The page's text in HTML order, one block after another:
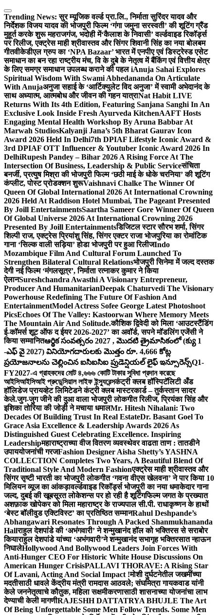
Skip
to
content
Trending News: सुर म्यूजिक वर्ल्ड प्रा.लि., निर्माता सुरिंदर यादव और
निर्देशक विजय यादव की भोजपुरी फिल्म ‘गंगा जमुना सरस्वती’ की शूटिंग ग्रैंड
मुहूर्त करके शुरू महराजगंज, भदोही में‘कैलाश के निवासी’ वर्ल्डवाइड रिकॉर्ड्स
पर रिलीज, एक्ट्रेस माही श्रीवास्तव और सिंगर शिवानी सिंह का नया बोलबम
गीतवीकेडीएल ग्रुप का ‘NPA Bazaar’ भारत में एनपीए एवं डिस्ट्रेस्ड एसेट
समाधान का बन रहा राष्ट्रीय मंच, वि के दुबे के नेतृत्व में बैंकिंग एवं वित्तीय क्षेत्र
के लिए समग्र समाधान उपलब्ध कराने की पहल iAnuja Sahai Explores
Spiritual Wisdom With Swami Abhedananda On Articulate
With Anujaअनुजा सहाई के ‘आर्टिक्युलेट विद अनुजा’ में स्वामी अभेदानंद के
साथ अध्यात्म, आत्मबोध और जीवन की गहन यात्राNat Habit LIVE
Returns With Its 4th Edition, Featuring Sanjana Sanghi In An
Exclusive Look Inside Fresh Ayurveda KitchenAAFT Hosts
Engaging Mental Health Workshop By Aruna Babbar At
Marwah StudiosKalyanji Jana’s 5th Bharat Gaurav Icon
Award 2026 Held In Delhi7th DPIAF Lifestyle Iconic Award &
3rd DPIAF OTT Influencer & Youtuber Iconic Award 2026 In
DelhiRupesh Pandey – Bihar 2026 A Rising Force At The
Intersection Of Business, Leadership & Public Serviceसंचिता
बनर्जी, प्रत्युष मिश्रा की भोजपुरी फिल्म ‘छठी माई के धोके चरनिया’ की शूटिंग
कंप्लीट, पोस्ट प्रोडक्शन शुरूVaishnavi Chalke The Winner Of
Queen Of Global International 2026 At International Crowning
2026 Held At Raddison Hotel Mumbai, The Pageant Presented
By Joill EntertainmentsSaartha Sameer Gore Winner Of Queen
Of Global Universe 2026 At International Crowning 2026
Presented By Joill Entertainmentsडिजिटल स्टार सौरभ शर्मा, सिंगर
शिल्पी राज, एक्ट्रेस प्रियांशु सिंह, सिंगर एक्टर राजा भोजपुरिया का रोमांटिक
गाना ‘सिल्क वाली सड़िया’ होडा भोजपुरी पर हुआ रिलीजIndo
Mozambique Film And Cultural Forum Launched To
Strengthen Bilateral Cultural Relationsभोजपुरी सिनेमा में जल्द दस्तक
देगी नई फिल्म ‘मंगलसूत्र’, निर्माता रत्नाकर कुमार ने किया
ऐलानSureshchandra Awasthi A Visionary Entrepreneur,
Producer And HumanitarianDeepak Chaturvedi The Visionary
Powerhouse Redefining The Future Of Fashion And
EntertainmentModel Actress Sofee George Latest Photoshoot
PicsEchoes Of The Valley: Kastoorwan Where Memory Meets
The Mountain Air And Solitude.कौशिक द्विवेदी को मिला ‘आउटस्टैंडिंग
ई-कॉमर्स शूट ऑफ द ईयर 2026-2027’ का अवॉर्ड, सपने मॉडलिंग एजेंसी ने
किया सम्मानितఆర్థిక సంవత్సరం 2027 , మొదటి త్రైమాసికంలో (క్యు 1
-ఎఫ్ వై 2027) వినియోగదారులకు మొత్తం రూ. 4,666 కోట్ల
ప్రయోజనాలను చెల్లించిన ఐసిఐసిఐ ప్రుడెన్షియల్ లైఫ్ ఇన్సూరెన్స్Q1-
FY2027-এ গ্রাহকদের মোট ৪,৬৬৬ কোটি টাকার সুবিধা প্রদান করেছে
আইসিআইসিআই প্রুডেন্সিয়াল লাইফ ইন্স্যুরেন্সकंट्री क्लब हॉस्पिटॅलिटी अँड
हॉलिडेज प्रायव्हेट लिमिटेडने कंट्री क्लब मास्टरकार्ड – तुर्कस्तान सादर
केले.जुग-जुग जीने की दुआ वाला भोजपुरी लोकगीत रिलीज, प्रियंका सिंह और
इशिका तोरिया की जोड़ी ने मचाया धमालMr. Hitesh Nihalani: Two
Decades Of Building Trust In Real EstateDr. Basant Goel To
Grace Asia Excellence & Leadership Awards 2026 As
Distinguished Guest Celebrating Excellence. Inspiring
Leadershipमहाराष्ट्राच्या वीज वितरण व्यवस्थेवर वाढता ताण : तातडीने
उपाययोजनांची गरजFashion Designer Aisha Shetty’s YASHNA
COLLECTION Completes Two Years, A Beautiful Blend Of
Traditional Style And Modern Fashionएक्ट्रेस माही श्रीवास्तव और
सिंगर सृष्टी भारती का भोजपुरी लोकगीत ‘गवना वीएस खेलवना’ ने पार किया 10
मिलियन व्यूज का आंकड़ावर्ल्डवाइड रिकॉर्ड्स भोजपुरी का नया धमाकेदार गाना
जल्द, दुबई की खूबसूरत लोकेशन्स पर हो रही है शूटिंगफिल्म जगत के प्रख्यात
अशफ़ाक खोपेकर को मिला महाराष्ट्र के राज्यपाल सी.पी. राधाकृष्णन के हाथों
‘बेस्ट बॉलीवुड एक्टिविस्ट’ का प्रतिष्ठित सम्मानRahul Deshpande’s
Abhangawari Resonates Through A Packed Shanmukhananda
Hallराहुल देशपांडे की ‘अभंगवारी’ ने शन्मुखानंद हॉल को भक्तिरस से सराबोर
कियाराहुल देशपांडे यांच्या ‘अभंगवारी’ने शन्मुखानंद सभागृह भक्तिरसात न्हाऊन
निघालेHollywood And Bollywood Leaders Join Forces With
Anti-Hunger CEO For Historic White House Discussions On
American Hunger CrisisPALLAVI THORAVE: A Rising Star
Of Lavani, Acting And Social Impact !मोशी दुर्घटनेतील जखमींच्या
मदतीसाठी धावले केंद्रीय मंत्री रामदास आठवले; संघमित्रा गायकवाड यांनी
केले जननेतृत्वाचे कौतुक, महिला सक्षमीकरणासाठी शासनाच्या योजनांचा लाभ
देण्याची केली मागणीRAJESHH DATTATRYA BHUJLE The Art
Of Being Unforgettable Some Men Follow Trends. Some Men